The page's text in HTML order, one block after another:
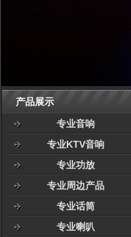
产品展示
专业音响
专业KTV音响
专业功放
专业周边产品
专业话筒
专业喇叭